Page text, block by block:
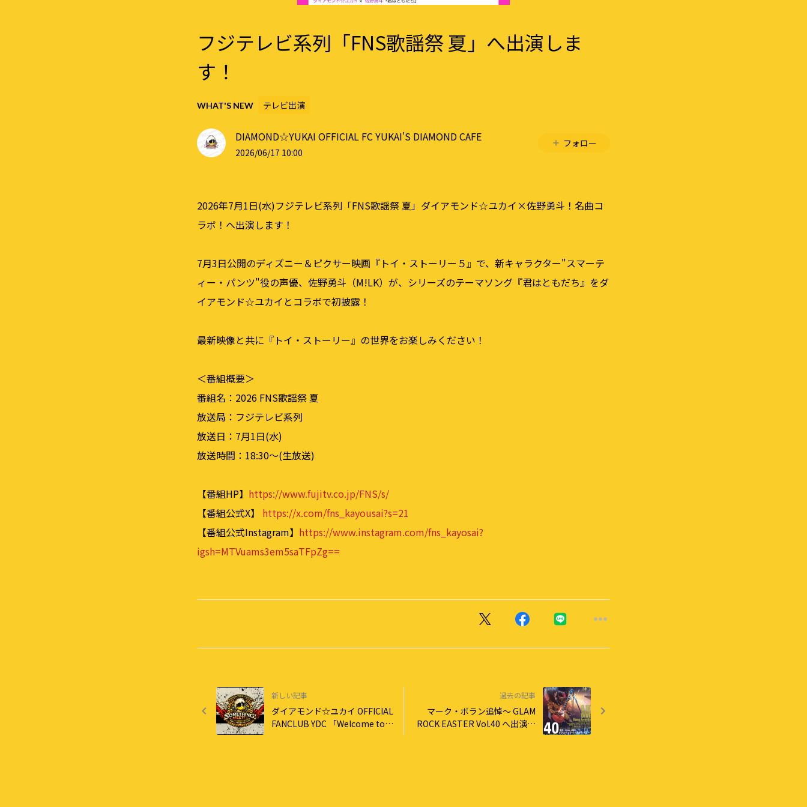
フジテレビ系列「FNS歌謡祭 夏」へ出演しま
す！
WHAT'S NEW テレビ出演
DIAMOND☆YUKAI OFFICIAL FC YUKAI'S DIAMOND CAFE
2026/06/17 10:00
フォロー
2026年7月1日(水)フジテレビ系列「FNS歌謡祭 夏」ダイアモンド☆ユカイ×佐野勇斗！名曲コ
ラボ！へ出演します！
7月3日公開のディズニー＆ピクサー映画『トイ・ストーリー５』で、新キャラクター"スマーテ
ィー・パンツ"役の声優、佐野勇斗（M!LK）が、シリーズのテーマソング『君はともだち』をダ
イアモンド☆ユカイとコラボで初披露！
最新映像と共に『トイ・ストーリー』の世界をお楽しみください！
＜番組概要＞
番組名：2026 FNS歌謡祭 夏
放送局：フジテレビ系列
放送日：7月1日(水)
放送時間：18:30〜(生放送)
【番組HP】 https://www.fujitv.co.jp/FNS/s/
【番組公式X】 https://x.com/fns_kayousai?s=21
【番組公式Instagram】 https://www.instagram.com/fns_kayosai?
igsh=MTVuams3em5saTFpZg==
新しい記事
ダイアモンド☆ユカイ OFFICIAL
FANCLUB YDC 「Welcome to
過去の記事
マーク・ボラン追悼～ GLAM
ROCK EASTER Vol.40 へ出演し